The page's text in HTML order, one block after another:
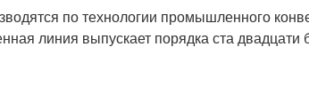
по технологии промышленного
линия выпускает порядка ста двадцати